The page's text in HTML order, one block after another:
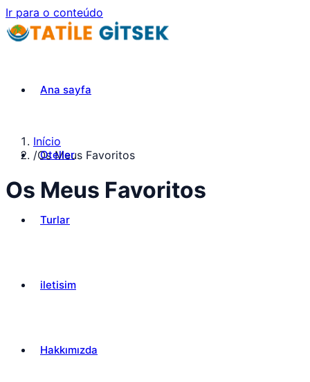
Ir para o conteúdo
Ana sayfa
Oteller
Turlar
iletisim
Hakkımızda
Início
/Os Meus Favoritos
Os Meus Favoritos